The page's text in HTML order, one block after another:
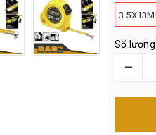
Số lượng
–